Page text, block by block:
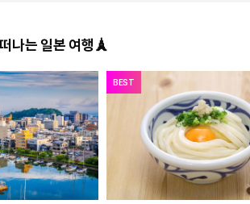
나는 일본 여행🗼
BEST